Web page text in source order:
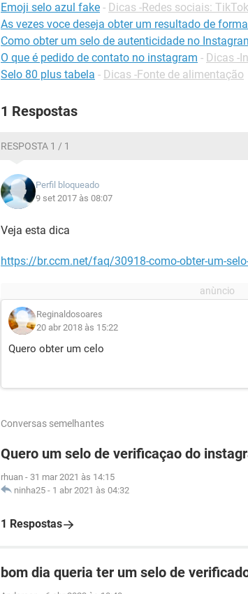
Emoji selo azul fake - Dicas -Redes sociais: TikTok
As vezes voce deseja obter um resultado de
Como obter um selo de autenticidade no
O que é pedido de contato no instagram - Dicas -
Selo 80 plus tabela - Dicas -Fonte de alimentação
1 Respostas
RESPOSTA 1 / 1
Perfil bloqueado
9 set 2017 às 08:07
Veja esta dica
https://br.ccm.net/faq/30918-como-obter-um-
Reginaldosoares
20 abr 2018 às 15:22
Quero obter um celo
Conversas semelhantes
Quero um selo de verificaçao do
rhuan - 31 mar 2021 às 14:15
ninha25 - 1 abr 2021 às 04:32
1 Respostas
bom dia queria ter um selo de